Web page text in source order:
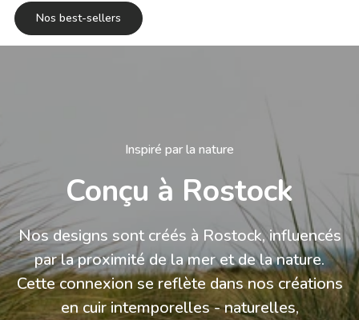
Nos best-sellers
Inspiré par la nature
Conçu à Rostock
Nos designs sont créés à Rostock, influencés
par la proximité de la mer et de la nature.
Cette connexion se reflète dans nos créations
en cuir intemporelles - naturelles,